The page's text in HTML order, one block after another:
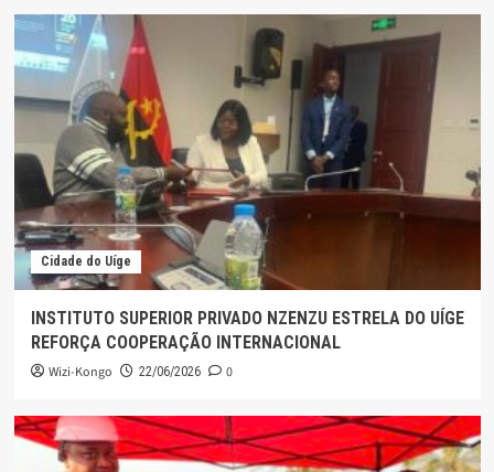
Cidade do Uíge
INSTITUTO SUPERIOR PRIVADO NZENZU ESTRELA DO UÍGE
REFORÇA COOPERAÇÃO INTERNACIONAL
Wizi-Kongo 22/06/2026 0